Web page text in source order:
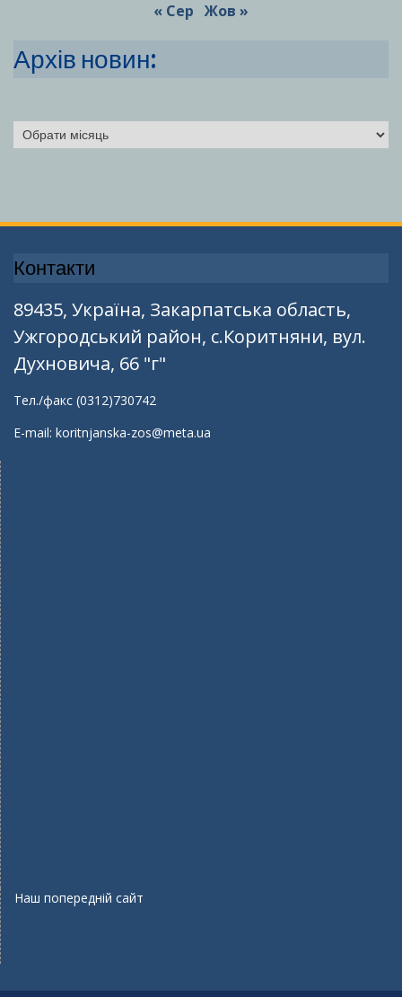
« Сер Жов »
Архів новин:
Архіви
Контакти
89435, Україна, Закарпатська область,
Ужгородський район, с.Коритняни, вул.
Духновича, 66 "г"
Тел./факс (0312)730742
E-mail: koritnjanska-zos@meta.ua
Наш попередній сайт